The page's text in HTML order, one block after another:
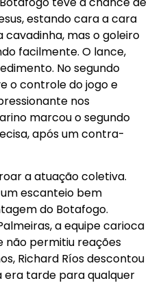
estando cara a cara
mas o goleiro
facilmente. O lance,
No segundo
o controle do jogo e
nos
marcou o segundo
após um contra-
a atuação coletiva.
escanteio bem
do Botafogo.
a equipe carioca
não permitiu reações
Richard Ríos descontou
era tarde para qualquer